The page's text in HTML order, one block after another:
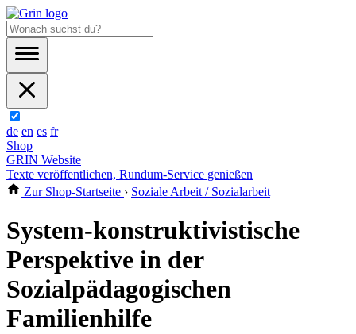
de en es fr
Shop
GRIN Website
Texte veröffentlichen, Rundum-Service genießen
Zur Shop-Startseite › Soziale Arbeit / Sozialarbeit
System-konstruktivistische
Perspektive in der
Sozialpädagogischen
Familienhilfe